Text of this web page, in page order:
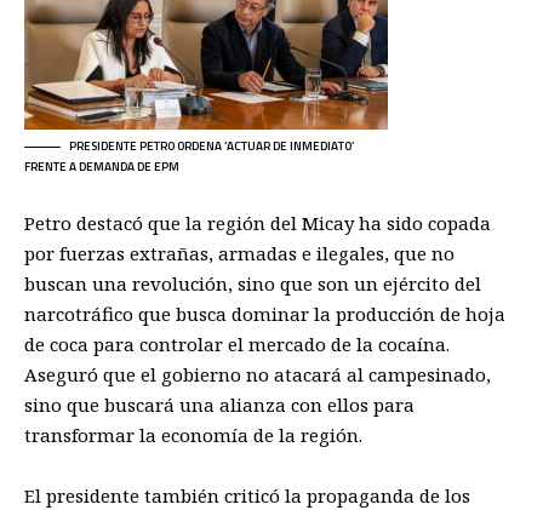
PRESIDENTE PETRO ORDENA ‘ACTUAR DE INMEDIATO’
FRENTE A DEMANDA DE EPM
Petro destacó que la región del Micay ha sido copada
por fuerzas extrañas, armadas e ilegales, que no
buscan una revolución, sino que son un ejército del
narcotráfico que busca dominar la producción de hoja
de coca para controlar el mercado de la cocaína.
Aseguró que el gobierno no atacará al campesinado,
sino que buscará una alianza con ellos para
transformar la economía de la región.
El presidente también criticó la propaganda de los